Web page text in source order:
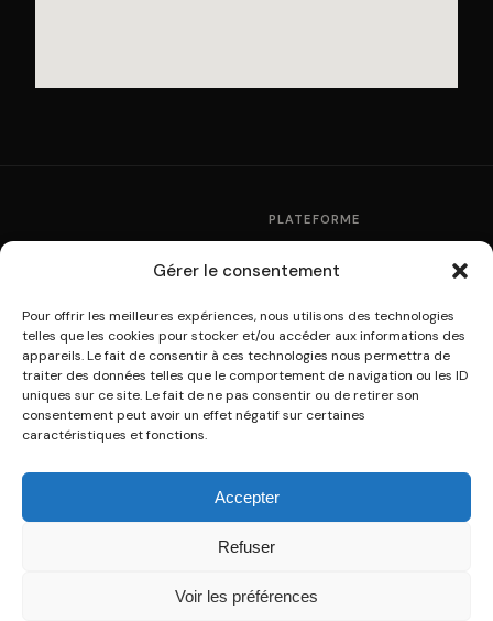
Gérer le consentement
Pour offrir les meilleures expériences, nous utilisons des technologies
telles que les cookies pour stocker et/ou accéder aux informations des
appareils. Le fait de consentir à ces technologies nous permettra de
traiter des données telles que le comportement de navigation ou les ID
uniques sur ce site. Le fait de ne pas consentir ou de retirer son
consentement peut avoir un effet négatif sur certaines
caractéristiques et fonctions.
Accepter
Refuser
Voir les préférences
A31V / SOWPROG ·
contact@sowprog.com
PLATEFORME
Fonctionnement
Tarifs
Modules WordPress
RESSOURCES SOWPROG
Nous contacter